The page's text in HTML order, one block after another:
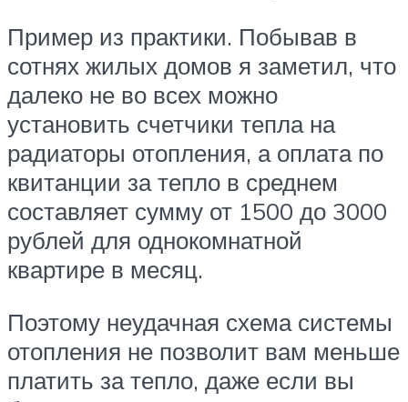
Пример из практики. Побывав в
сотнях жилых домов я заметил, что
далеко не во всех можно
установить счетчики тепла на
радиаторы отопления, а оплата по
квитанции за тепло в среднем
составляет сумму от 1500 до 3000
рублей для однокомнатной
квартире в месяц.
Поэтому неудачная схема системы
отопления не позволит вам меньше
платить за тепло, даже если вы